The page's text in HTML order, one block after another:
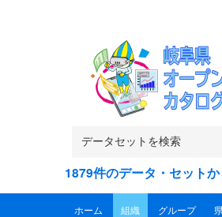
1879件のデータ・セット
ホーム 組織 グループ